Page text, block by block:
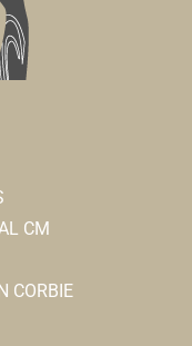
CM
CORBIE